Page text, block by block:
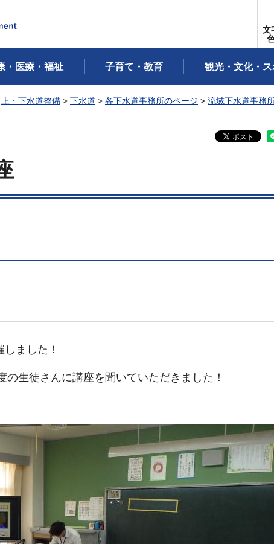
文
・医療・福祉 子育て・教育 観光・文化・
上・下水道整備 > 下水道 > 各下水道事務所のページ > 流域下水道事務
ました！
生徒さんに講座を聞いていただきました！